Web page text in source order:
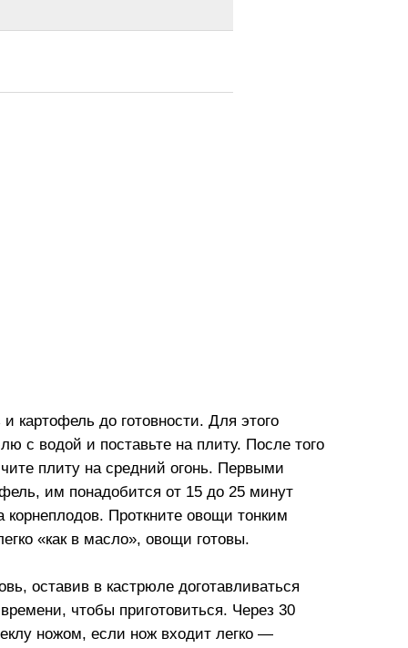
картофель до готовности. Для этого
с водой и поставьте на плиту. После того
плиту на средний огонь. Первыми
им понадобится от 15 до 25 минут
корнеплодов. Проткните овощи тонким
«как в масло», овощи готовы.
оставив в кастрюле доготавливаться
чтобы приготовиться. Через 30
ножом, если нож входит легко —